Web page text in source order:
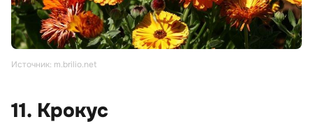
Источник: m.brilio.net
11. Крокус